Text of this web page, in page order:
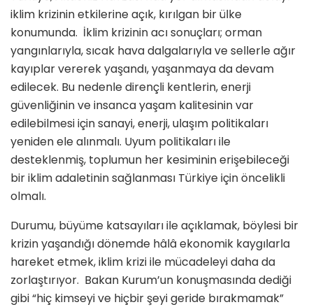
iklim krizinin etkilerine açık, kırılgan bir ülke
konumunda. İklim krizinin acı sonuçları; orman
yangınlarıyla, sıcak hava dalgalarıyla ve sellerle ağır
kayıplar vererek yaşandı, yaşanmaya da devam
edilecek. Bu nedenle dirençli kentlerin, enerji
güvenliğinin ve insanca yaşam kalitesinin var
edilebilmesi için sanayi, enerji, ulaşım politikaları
yeniden ele alınmalı. Uyum politikaları ile
desteklenmiş, toplumun her kesiminin erişebileceği
bir iklim adaletinin sağlanması Türkiye için öncelikli
olmalı.
Durumu, büyüme katsayıları ile açıklamak, böylesi bir
krizin yaşandığı dönemde hâlâ ekonomik kaygılarla
hareket etmek, iklim krizi ile mücadeleyi daha da
zorlaştırıyor. Bakan Kurum’un konuşmasında dediği
gibi “hiç kimseyi ve hiçbir şeyi geride bırakmamak”